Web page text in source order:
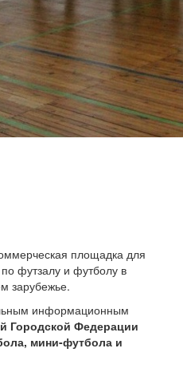
площадка для
футзалу и футболу в
зарубежье.
информационным
Городской Федерации
мини-футбола и